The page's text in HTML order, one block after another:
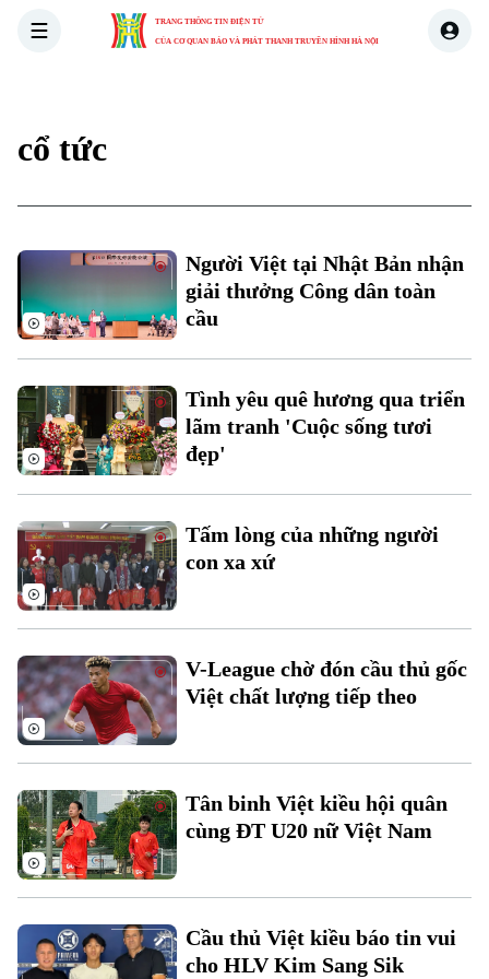
TRANG THÔNG TIN ĐIỆN TỬ
CỦA CƠ QUAN BÁO VÀ PHÁT THANH TRUYỀN HÌNH HÀ NỘI
Xu hướng
Chuyên mục
Thời sự
Hà Nội
Hà Nội
cổ tức
Người Việt tại Nhật Bản nhận
giải thưởng Công dân toàn
cầu
Tình yêu quê hương qua triển
lãm tranh 'Cuộc sống tươi
đẹp'
Tấm lòng của những người
con xa xứ
V-League chờ đón cầu thủ gốc
Việt chất lượng tiếp theo
Tân binh Việt kiều hội quân
cùng ĐT U20 nữ Việt Nam
Cầu thủ Việt kiều báo tin vui
cho HLV Kim Sang Sik